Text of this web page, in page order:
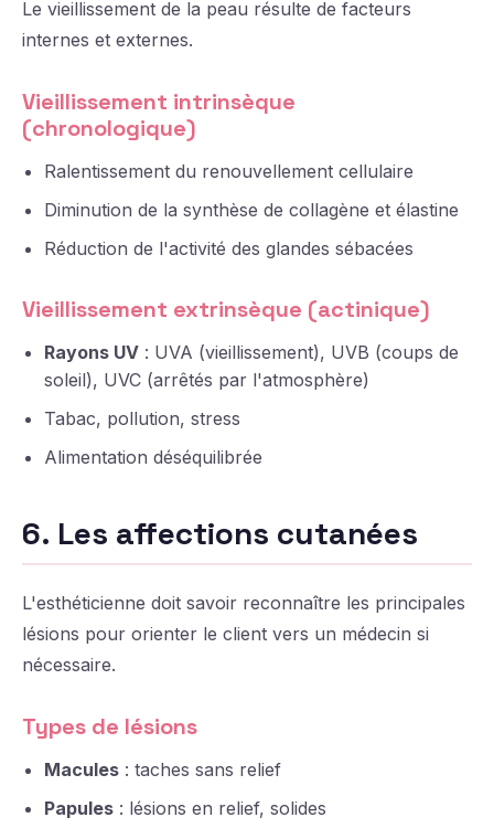
Le vieillissement de la peau résulte de facteurs
internes et externes.
Vieillissement intrinsèque
(chronologique)
Ralentissement du renouvellement cellulaire
Diminution de la synthèse de collagène et élastine
Réduction de l'activité des glandes sébacées
Vieillissement extrinsèque (actinique)
Rayons UV : UVA (vieillissement), UVB (coups de
soleil), UVC (arrêtés par l'atmosphère)
Tabac, pollution, stress
Alimentation déséquilibrée
6. Les affections cutanées
L'esthéticienne doit savoir reconnaître les principales
lésions pour orienter le client vers un médecin si
nécessaire.
Types de lésions
Macules : taches sans relief
Papules : lésions en relief, solides